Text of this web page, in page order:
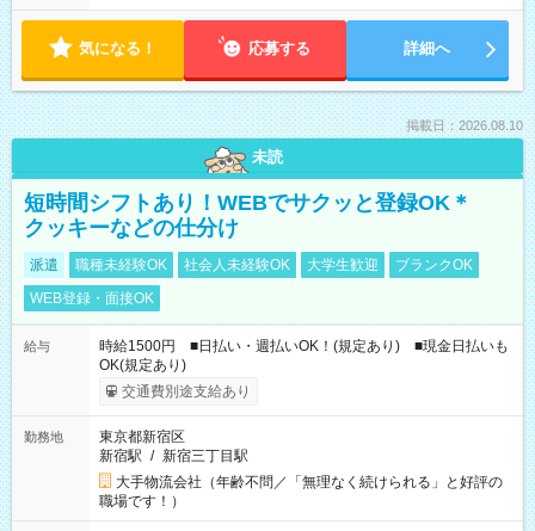
気になる！ 応募する 詳細へ
掲載日：2026.08.10
未読
短時間シフトあり！WEBでサクッと登録OK＊
クッキーなどの仕分け
派遣 職種未経験OK 社会人未経験OK 大学生歓迎
ブランクOK
WEB登録・面接OK
給与
時給1500円 ■日払い・週払いOK！(規定あり) ■現金日払いも
OK(規定あり)
交通費別途支給あり
勤務地
東京都新宿区
新宿駅 / 新宿三丁目駅
大手物流会社（年齢不問／「無理なく続けられる」と好評の
職場です！）